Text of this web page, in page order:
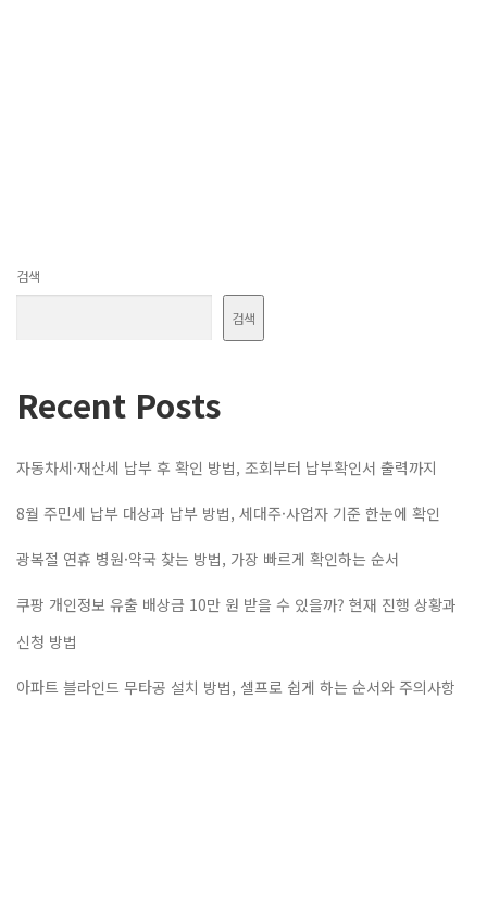
검색
검색
Recent Posts
자동차세·재산세 납부 후 확인 방법, 조회부터 납부확인서 출력까지
8월 주민세 납부 대상과 납부 방법, 세대주·사업자 기준 한눈에 확인
광복절 연휴 병원·약국 찾는 방법, 가장 빠르게 확인하는 순서
쿠팡 개인정보 유출 배상금 10만 원 받을 수 있을까? 현재 진행 상황과
신청 방법
아파트 블라인드 무타공 설치 방법, 셀프로 쉽게 하는 순서와 주의사항